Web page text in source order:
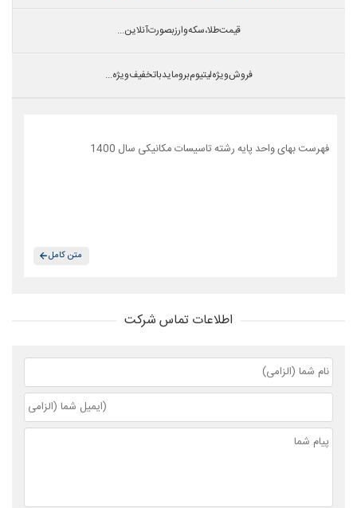
قیمت طلا،سکه و ارز بصورت آنلاین...
فروش ویژه لیتیوم بروماید با تخفیف ویژه...
فهرست بهای واحد پایه رشته تاسیسات مکانیکی سال 1400
متن کامل
اطلاعات تماس شرکت